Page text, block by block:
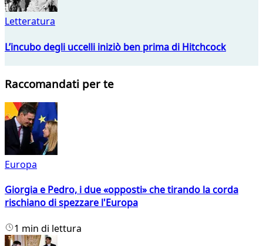
Letteratura
L’incubo degli uccelli iniziò ben prima di Hitchcock
Raccomandati per te
Europa
Giorgia e Pedro, i due «opposti» che tirando la corda
rischiano di spezzare l'Europa
1 min di lettura